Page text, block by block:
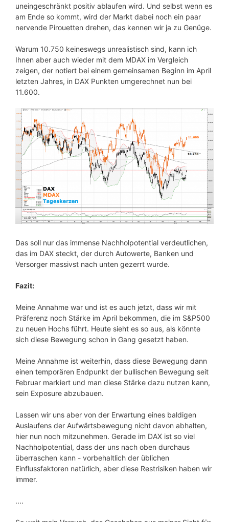
uneingeschränkt positiv ablaufen wird. Und selbst wenn es
am Ende so kommt, wird der Markt dabei noch ein paar
nervende Pirouetten drehen, das kennen wir ja zu Genüge.
Warum 10.750 keineswegs unrealistisch sind, kann ich
Ihnen aber auch wieder mit dem MDAX im Vergleich
zeigen, der notiert bei einem gemeinsamen Beginn im April
letzten Jahres, in DAX Punkten umgerechnet nun bei
11.600.
Das soll nur das immense Nachholpotential verdeutlichen,
das im DAX steckt, der durch Autowerte, Banken und
Versorger massivst nach unten gezerrt wurde.
Fazit:
Meine Annahme war und ist es auch jetzt, dass wir mit
Präferenz noch Stärke im April bekommen, die im S&P500
zu neuen Hochs führt. Heute sieht es so aus, als könnte
sich diese Bewegung schon in Gang gesetzt haben.
Meine Annahme ist weiterhin, dass diese Bewegung dann
einen temporären Endpunkt der bullischen Bewegung seit
Februar markiert und man diese Stärke dazu nutzen kann,
sein Exposure abzubauen.
Lassen wir uns aber von der Erwartung eines baldigen
Auslaufens der Aufwärtsbewegung nicht davon abhalten,
hier nun noch mitzunehmen. Gerade im DAX ist so viel
Nachholpotential, dass der uns nach oben durchaus
überraschen kann - vorbehaltlich der üblichen
Einflussfaktoren natürlich, aber diese Restrisiken haben wir
immer.
....